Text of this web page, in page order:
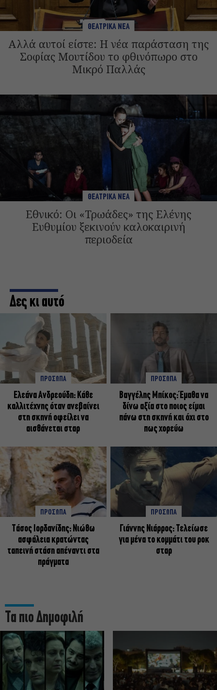
ΘΕΑΤΡΙΚΑ ΝΕΑ
Αλλά αυτοί είστε: Η νέα παράσταση της
Σοφίας Μουτίδου το φθινόπωρο στο
Μικρό Παλλάς
ΘΕΑΤΡΙΚΑ ΝΕΑ
Εθνικό: Οι «Τρωάδες» της Ελένης
Ευθυμίου ξεκινούν καλοκαιρινή
περιοδεία
Δες κι αυτό
ΠΡΟΣΩΠΑ
Ελεάνα Ανδρεούδη: Κάθε
καλλιτέχνης όταν ανεβαίνει
στη σκηνή οφείλει να
αισθάνεται σταρ
ΠΡΟΣΩΠΑ
Βαγγέλης Μπίκος: Έμαθα να
δίνω αξία στο ποιος είμαι
πάνω στη σκηνή και όχι στο
πως χορεύω
ΠΡΟΣΩΠΑ
Tάσος Ιορδανίδης: Νιώθω
ασφάλεια κρατώντας
ταπεινή στάση απέναντι στα
πράγματα
ΠΡΟΣΩΠΑ
Γιάννης Νιάρρος: Τελείωσε
για μένα το κομμάτι του ροκ
σταρ
Τα πιο Δημοφιλή